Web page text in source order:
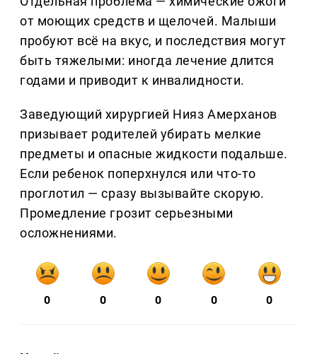
от моющих средств и щелочей. Малыши
пробуют всё на вкус, и последствия могут
быть тяжелыми: иногда лечение длится
годами и приводит к инвалидности.
Заведующий хирургией Нияз Амерханов
призывает родителей убирать мелкие
предметы и опасные жидкости подальше.
Если ребенок поперхнулся или что-то
проглотил — сразу вызывайте скорую.
Промедление грозит серьезными
осложнениями.
0 0 0 0 0